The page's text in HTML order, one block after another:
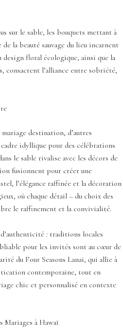
sur le sable, les bouquets mettant à
la beauté sauvage du lieu incarnent
design floral écologique, ainsi que la
consacrent l’alliance entre sobriété,
destination, d’autres
idyllique pour des célébrations
le sable rivalise avec les décors de
fusionnent pour créer une
l’élégance raffinée et la décoration
où chaque détail – du choix des
le raffinement et la convivialité.
: traditions locales
pour les invités sont au cœur de
du Four Seasons Lanai, qui allie à
contemporaine, tout en
chic et personnalisé en contexte
Mariages à Hawaï